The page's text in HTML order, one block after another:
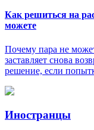
Как решиться на
можете
Почему пара не
заставляет снова
решение, если
Иностранцы